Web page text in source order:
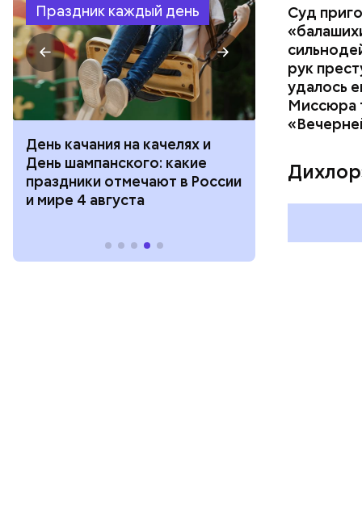
Праздник каждый день
День качания на качелях и
День шампанского: какие
праздники отмечают в России
и мире 4 августа
с зеркалом:
отмечают в
августа
Суд
рук
удалось
Миссюра